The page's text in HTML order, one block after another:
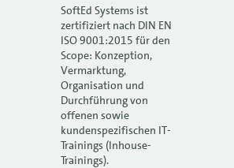
SoftEd Systems ist
zertifiziert nach DIN EN
ISO 9001:2015 für den
Scope: Konzeption,
Vermarktung,
Organisation und
Durchführung von
offenen sowie
kundenspezifischen IT-
Trainings (Inhouse-
Trainings).